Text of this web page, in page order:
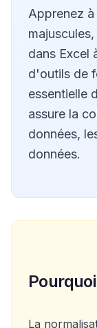
Apprenez
dans Excel
d'outils de
essentielle
assure la
données,
données.
La